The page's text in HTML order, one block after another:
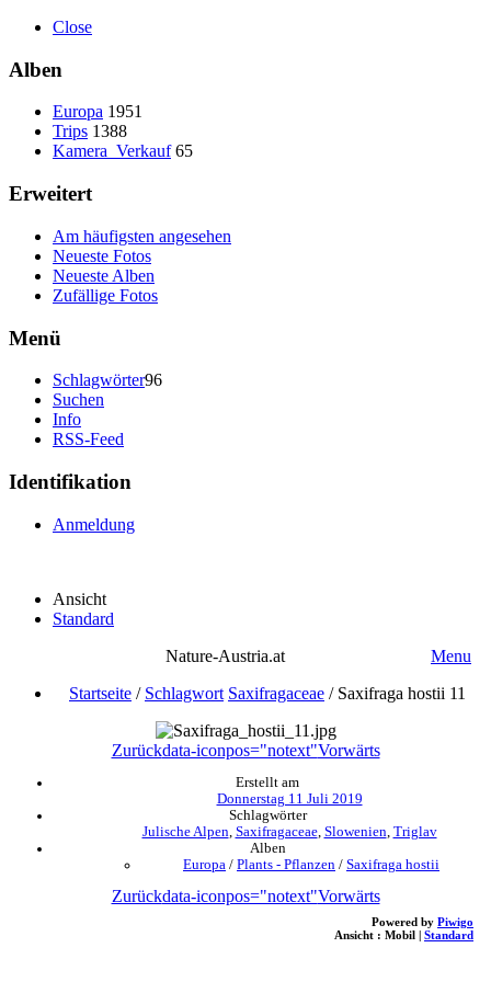
Close
Alben
Europa 1951
Trips 1388
Kamera_Verkauf 65
Erweitert
Am häufigsten angesehen
Neueste Fotos
Neueste Alben
Zufällige Fotos
Menü
Schlagwörter96
Suchen
Info
RSS-Feed
Identifikation
Anmeldung
Ansicht
Standard
Nature-Austria.at
Menu
Startseite / Schlagwort Saxifragaceae / Saxifraga hostii 11
Zurückdata-iconpos="notext"Vorwärts
Erstellt am
Donnerstag 11 Juli 2019
Schlagwörter
Julische Alpen Saxifragaceae, Slowenien Triglav
Alben
Europa / Plants - Pflanzen / Saxifraga hostii
Zurückdata-iconpos="notext"Vorwärts
Powered by Piwigo
Ansicht : Mobil Standard